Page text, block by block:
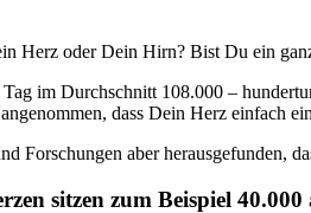
Herz oder Dein Hirn? Bist Du ein
im Durchschnitt 108.000 –
dass Dein Herz einfach
Forschungen aber herausgefunden,
sitzen zum Beispiel